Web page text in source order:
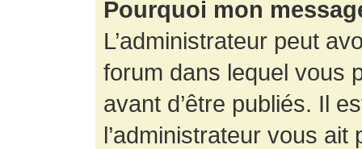
Pourquoi mon
L’administrateur peut
forum dans lequel vous
avant d’être publiés. Il
l’administrateur vous